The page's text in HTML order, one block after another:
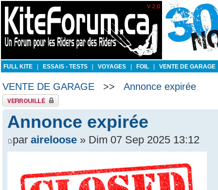
FULL KITE ESSAIS - TESTS VOYAGES FOIL VENTE DE GARAGE
VENTE DE GARAGE >> Annonce expirée
Sujet verrouillé
Annonce expirée
par aireloose » Dim 07 Sep 2025 13:12